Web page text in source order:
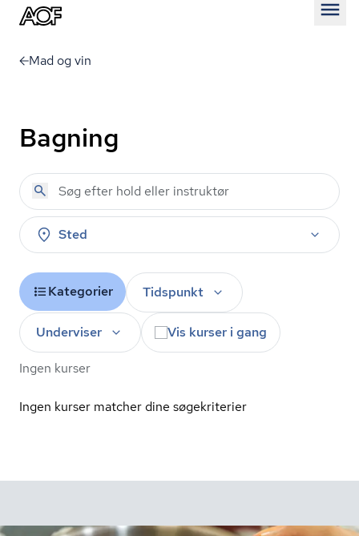
Mad og vin
Bagning
Sted
Kategorier Tidspunkt
Underviser Vis kurser i gang
Ingen kurser
Ingen kurser matcher dine søgekriterier